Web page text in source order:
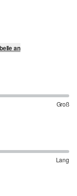
an
Groß
Lang